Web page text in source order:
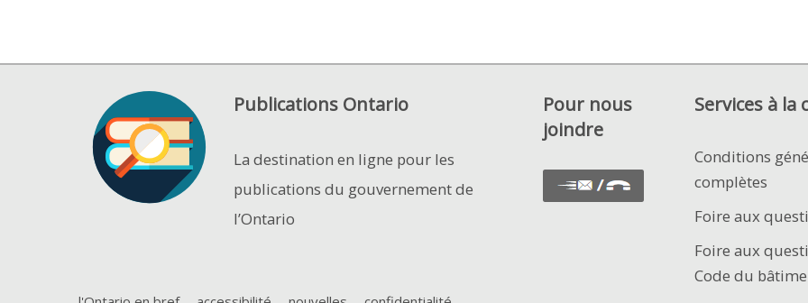
Publications Ontario
La destination en ligne pour les
publications du gouvernement de
l’Ontario
Pour nous
joindre
Services à la
Conditions
complètes
Foire aux
Foire aux
Code du